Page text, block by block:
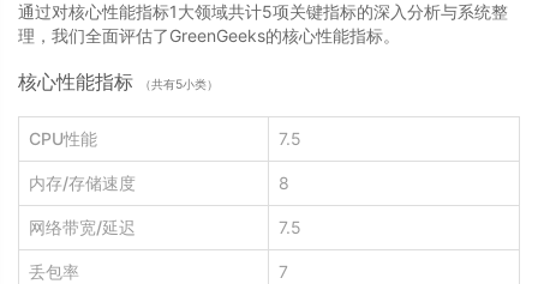
通过对核心性能指标1大领域共计5项关键指标的深入分析与系统整
理，我们全面评估了GreenGeeks的核心性能指标。
核心性能指标 （共有5小类）
CPU性能 7.5
内存/存储速度 8
网络带宽/延迟 7.5
丢包率 7